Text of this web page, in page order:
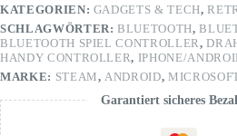
KATEGORIEN: GADGETS & TECH,
SCHLAGWÖRTER:BLUETOOTH,
BLUETOOTH SPIEL CONTROLLER ,
HANDY CONTROLLER, IPHONE/
MARKE: STEAM, ANDROID,
Garantiert sicheres